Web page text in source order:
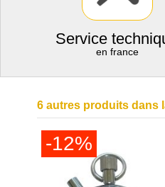
Service
en france
6 autres produits dans
-12%